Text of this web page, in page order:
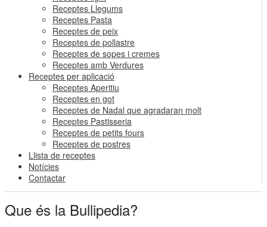
Receptes Llegums
Receptes Pasta
Receptes de peix
Receptes de pollastre
Receptes de sopes i cremes
Receptes amb Verdures
Receptes per aplicació
Receptes Aperitiu
Receptes en got
Receptes de Nadal que agradaran molt
Receptes Pastisseria
Receptes de petits fours
Receptes de postres
Llista de receptes
Notícies
Contactar
Que és la Bullipedia?